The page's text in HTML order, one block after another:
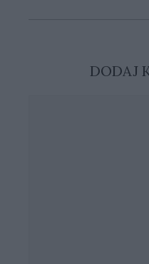
DODAJ